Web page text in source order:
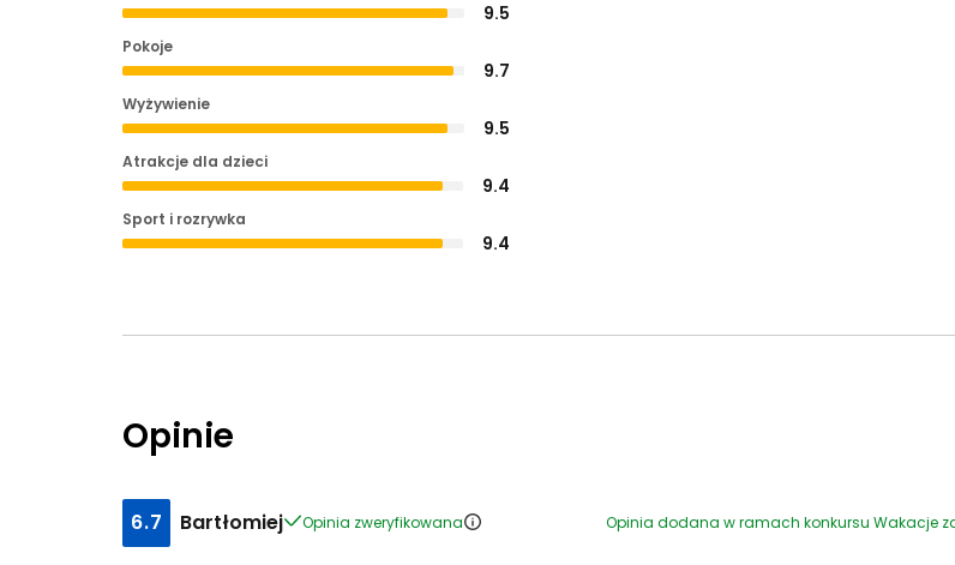
9.5
Pokoje
9.7
Wyżywienie
9.5
Atrakcje dla dzieci
9.4
Sport i rozrywka
9.4
Opinie
6.7 Bartłomiej Opinia zweryfikowana Opinia dodana w ramach konkursu Wakacje